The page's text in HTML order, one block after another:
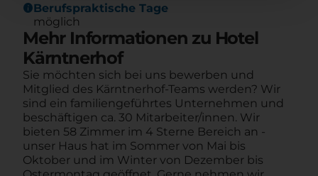
infoBerufspraktische Tage
möglich
Mehr Informationen zu Hotel
Kärntnerhof
Sie möchten sich bei uns bewerben und
Mitglied des Kärntnerhof-Teams werden? Wir
sind ein familiengeführtes Unternehmen und
beschäftigen ca. 30 Mitarbeiter/innen. Wir
bieten 58 Zimmer im 4 Sterne Bereich an -
unser Haus hat im Sommer von Mai bis
Oktober und im Winter von Dezember bis